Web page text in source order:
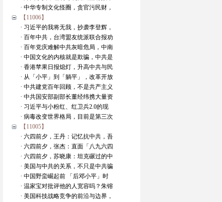
· 中华专制文化怪圈，贪官污民财，
【11006】
· 习近平的我将无我，抄袭李登辉，
· 百年中共，台湾盟友统派联合报劝
· 百年党庆难解中共灰暗危局，中南
· 中国文化的内核就是欺骗，中共是
· 香港苹果日报熄灯，升高中共与民
· 从「小平」到「躺平」，改革开放
· 中共建党百年回顾，不是共产主义
· 中共国安部副部长董经纬携大量资
· 习近平与小粉红、红卫兵2.0的现
· 病毒改变世界格局，目前是第三次
【11005】
· 六四前夕，王丹：记忆抗中共，吾
· 六四前夕，张杰：直面「八九六四
· 六四前夕，苏晓康：坦克碾过的中
· 美国与中共的关系，不只是中共骗
· 中国野蛮崛起前 「后邓小平」时
· 温家宝对批评他的人宽容吗？朱镕
· 美国科技战略竞争的前沿与边界，